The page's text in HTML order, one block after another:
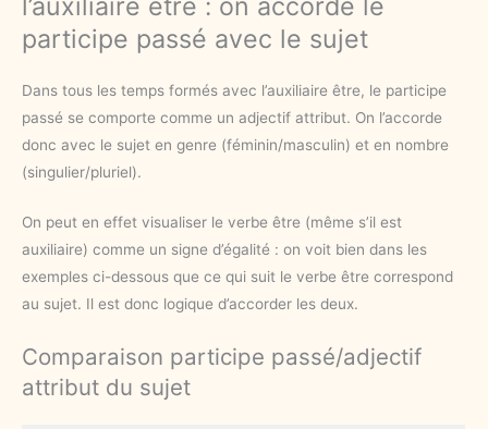
participe passé avec le sujet
Dans tous les temps formés avec l’auxiliaire être, le participe
passé se comporte comme un adjectif attribut. On l’accorde
donc avec le sujet en genre (féminin/masculin) et en nombre
(singulier/pluriel).
On peut en effet visualiser le verbe être (même s’il est
auxiliaire) comme un signe d’égalité : on voit bien dans les
exemples ci-dessous que ce qui suit le verbe être correspond
au sujet. Il est donc logique d’accorder les deux.
Comparaison participe passé/adjectif
attribut du sujet